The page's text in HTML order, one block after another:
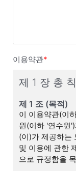
이용약관*
제 1 장 총 칙
제 1 조 (목적)
이 이용약관(이
원(이하 '연수원
(이)가 제공하는
및 이용에 관한
으로 규정함을